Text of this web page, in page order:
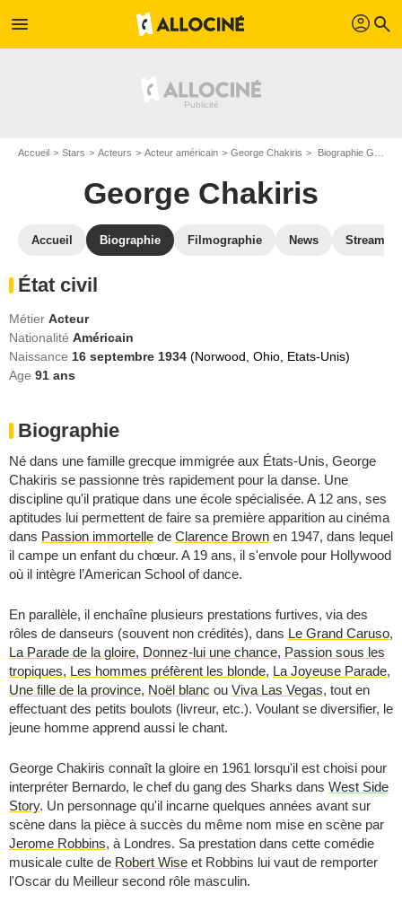
menu profil search
Accueil Stars Acteurs Acteur américain George Chakiris Biographie George Chakiris
George Chakiris
Accueil Biographie Filmographie News Streaming
État civil
Métier Acteur
Nationalité Américain
Naissance 16 septembre 1934 (Norwood, Ohio, Etats-Unis)
Age 91 ans
Biographie
Né dans une famille grecque immigrée aux États-Unis, George
Chakiris se passionne très rapidement pour la danse. Une
discipline qu'il pratique dans une école spécialisée. A 12 ans, ses
aptitudes lui permettent de faire sa première apparition au cinéma
dans Passion immortelle de Clarence Brown en 1947, dans lequel
il campe un enfant du chœur. A 19 ans, il s'envole pour Hollywood
où il intègre l’American School of dance.
En parallèle, il enchaîne plusieurs prestations furtives, via des
rôles de danseurs (souvent non crédités), dans Le Grand Caruso,
La Parade de la gloire, Donnez-lui une chance, Passion sous les
tropiques, Les hommes préfèrent les blonde, La Joyeuse Parade,
Une fille de la province, Noël blanc ou Viva Las Vegas, tout en
effectuant des petits boulots (livreur, etc.). Voulant se diversifier, le
jeune homme apprend aussi le chant.
George Chakiris connaît la gloire en 1961 lorsqu'il est choisi pour
interpréter Bernardo, le chef du gang des Sharks dans West Side
Story. Un personnage qu'il incarne quelques années avant sur
scène dans la pièce à succès du même nom mise en scène par
Jerome Robbins, à Londres. Sa prestation dans cette comédie
musicale culte de Robert Wise et Robbins lui vaut de remporter
l'Oscar du Meilleur second rôle masculin.